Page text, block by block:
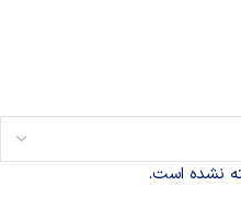
نشده است.